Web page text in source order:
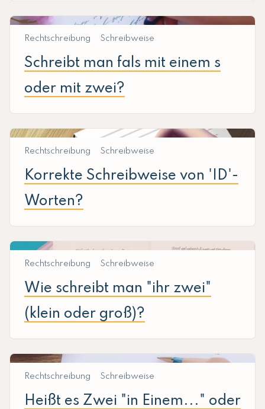
Rechtschreibung Schreibweise
Schreibt man fals mit einem s
oder mit zwei?
Rechtschreibung Schreibweise
Korrekte Schreibweise von 'ID'-
Worten?
Rechtschreibung Schreibweise
Wie schreibt man "ihr zwei"
(klein oder groß)?
Rechtschreibung Schreibweise
Heißt es Zwei "in Einem..." oder